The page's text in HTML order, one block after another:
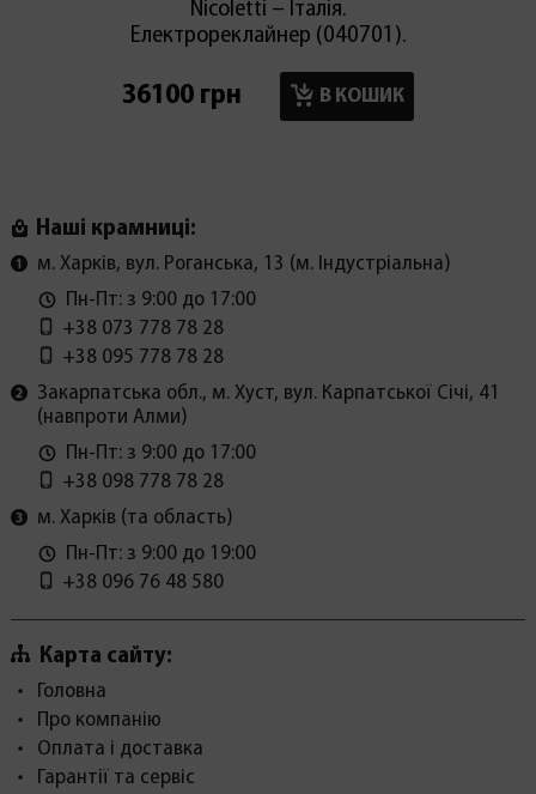
Nicoletti – Італія.
Електрореклайнер (040701).
36100 грн В КОШИК
Наші крамниці:
м. Харків, вул. Роганська, 13 (м. Індустріальна)
Пн-Пт: з 9:00 до 17:00
+38 073 778 78 28
+38 095 778 78 28
Закарпатська обл., м. Хуст, вул. Карпатської Січі, 41
(навпроти Алми)
Пн-Пт: з 9:00 до 17:00
+38 098 778 78 28
м. Харків (та область)
Пн-Пт: з 9:00 до 19:00
+38 096 76 48 580
Карта сайту:
Головна
Про компанію
Оплата і доставка
Гарантії та сервіс